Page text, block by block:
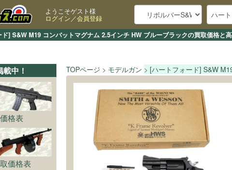
] S&W M19 コンバットマグナム 2.5インチ HW ブルーブラックの買取価格
ようこそゲスト様
ログイン／会員登録
TOPページ モデルガン [ハートフォード] S&W
中！
格表
価格表